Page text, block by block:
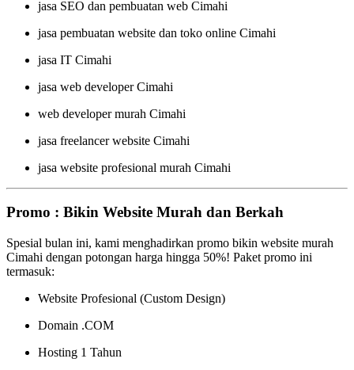
jasa SEO dan pembuatan web Cimahi
jasa pembuatan website dan toko online Cimahi
jasa IT Cimahi
jasa web developer Cimahi
web developer murah Cimahi
jasa freelancer website Cimahi
jasa website profesional murah Cimahi
Promo : Bikin Website Murah dan Berkah
Spesial bulan ini, kami menghadirkan promo bikin website murah
Cimahi dengan potongan harga hingga 50%! Paket promo ini
termasuk:
Website Profesional (Custom Design)
Domain .COM
Hosting 1 Tahun